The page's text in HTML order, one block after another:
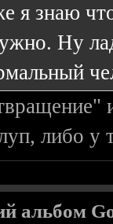
я знаю
Ну
либо у
альбом